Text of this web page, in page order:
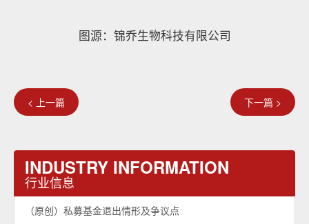
活性成分：动物双歧杆菌乳亚种BL-99
道，源自伊利自主建立的中国母婴源益生菌菌株库，通
过上千次严格的筛选和功效评价实验得出的优质菌株。
动物双歧杆菌乳亚种BL-99已通过菌株全基因组测序研